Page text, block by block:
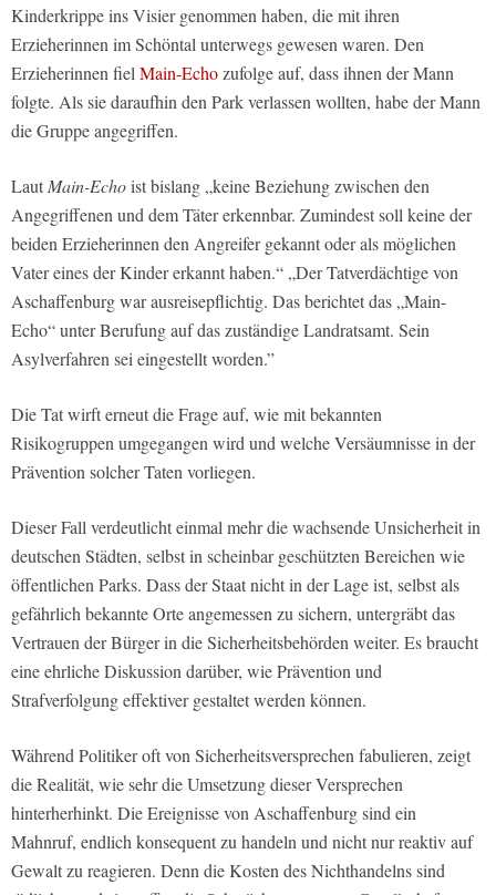
Kinderkrippe ins Visier genommen haben, die mit ihren
Erzieherinnen im Schöntal unterwegs gewesen waren. Den
Erzieherinnen fielMain-Echozufolge auf, dass ihnen der Mann
folgte. Als sie daraufhin den Park verlassen wollten, habe der Mann
die Gruppe angegriffen.
LautMain-Echoist bislang „keine Beziehung zwischen den
Angegriffenen und dem Täter erkennbar. Zumindest soll keine der
beiden Erzieherinnen den Angreifer gekannt oder als möglichen
Vater eines der Kinder erkannt haben.“ „Der Tatverdächtige von
Aschaffenburg war ausreisepflichtig. Das berichtet das „Main-
Echo“ unter Berufung auf das zuständige Landratsamt. Sein
Asylverfahren sei eingestellt worden.”
Die Tat wirft erneut die Frage auf, wie mit bekannten
Risikogruppen umgegangen wird und welche Versäumnisse in der
Prävention solcher Taten vorliegen.
Dieser Fall verdeutlicht einmal mehr die wachsende Unsicherheit in
deutschen Städten, selbst in scheinbar geschützten Bereichen wie
öffentlichen Parks. Dass der Staat nicht in der Lage ist, selbst als
gefährlich bekannte Orte angemessen zu sichern, untergräbt das
Vertrauen der Bürger in die Sicherheitsbehörden weiter. Es braucht
eine ehrliche Diskussion darüber, wie Prävention und
Strafverfolgung effektiver gestaltet werden können.
Während Politiker oft von Sicherheitsversprechen fabulieren, zeigt
die Realität, wie sehr die Umsetzung dieser Versprechen
hinterherhinkt. Die Ereignisse von Aschaffenburg sind ein
Mahnruf, endlich konsequent zu handeln und nicht nur reaktiv auf
Gewalt zu reagieren. Denn die Kosten des Nichthandelns sind